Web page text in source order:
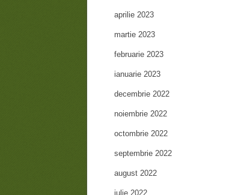
aprilie 2023
martie 2023
februarie 2023
ianuarie 2023
decembrie 2022
noiembrie 2022
octombrie 2022
septembrie 2022
august 2022
iulie 2022